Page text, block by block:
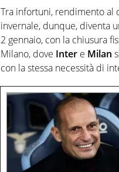
Tra infortuni, rendimento al
invernale, dunque, diventa
2 gennaio, con la chiusura
Milano, dove Inter e Milan
con la stessa necessità di